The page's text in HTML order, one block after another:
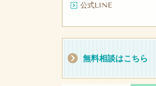
公式LINE
無料相談はこちら